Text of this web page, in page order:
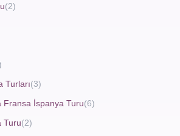
zenginlikleri bu turda bir araya gelir.
Plovdiv’in tarihi sokaklarına,
ve Yunanistan’ın ikonik
pek çok önemli destinasyonu
(2)
Turları(3)
Fransa İspanya Turu(6)
Turu(2)